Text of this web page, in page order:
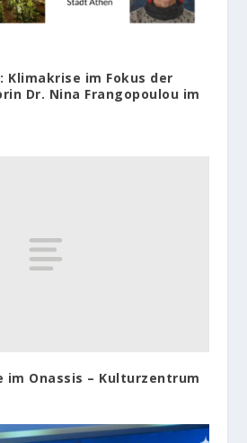
Klimakrise im Fokus der
Dr. Nina Frangopoulou im
im Onassis – Kulturzentrum